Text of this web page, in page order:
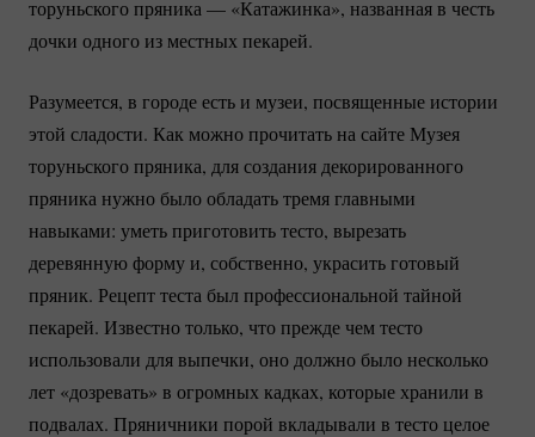
торуньского пряника — «Катажинка», названная в честь
дочки одного из местных пекарей.
Разумеется, в городе есть и музеи, посвященные истории
этой сладости. Как можно прочитать на сайте Музея
торуньского пряника, для создания декорированного
пряника нужно было обладать тремя главными
навыками: уметь приготовить тесто, вырезать
деревянную форму и, собственно, украсить готовый
пряник. Рецепт теста был профессиональной тайной
пекарей. Известно только, что прежде чем тесто
использовали для выпечки, оно должно было несколько
лет «дозревать» в огромных кадках, которые хранили в
подвалах. Пряничники порой вкладывали в тесто целое